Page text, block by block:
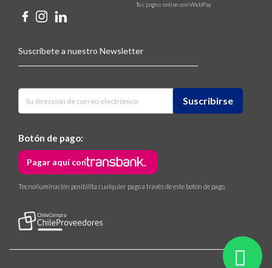
Tus pagos online con WebPay
Suscríbete a nuestro Newsletter
Botón de pago:
Pagar aquí con
Tecnoiluminación posibilita cualquier pago a través de este botón de pago.